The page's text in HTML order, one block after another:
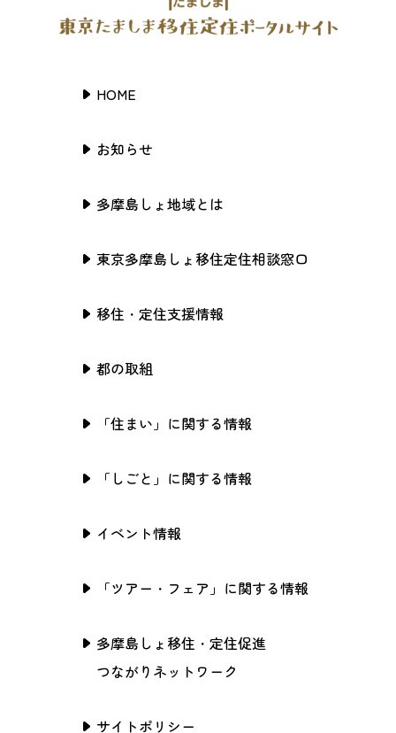
HOME
お知らせ
多摩島しょ地域とは
東京多摩島しょ移住定住相談窓口
移住・定住支援情報
都の取組
「住まい」に関する情報
「しごと」に関する情報
イベント情報
「ツアー・フェア」に関する情報
多摩島しょ移住・定住促進
つながりネットワーク
サイトポリシー